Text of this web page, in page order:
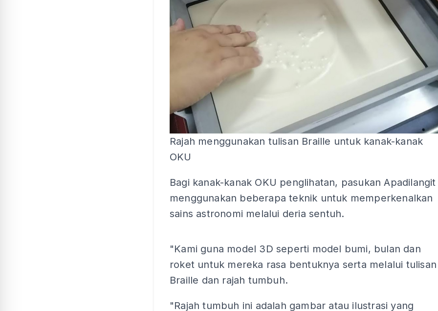
Rajah menggunakan tulisan Braille untuk kanak-kanak
OKU
Bagi kanak-kanak OKU penglihatan, pasukan Apadilangit
menggunakan beberapa teknik untuk memperkenalkan
sains astronomi melalui deria sentuh.
"Kami guna model 3D seperti model bumi, bulan dan
roket untuk mereka rasa bentuknya serta melalui tulisan
Braille dan rajah tumbuh.
"Rajah tumbuh ini adalah gambar atau ilustrasi yang